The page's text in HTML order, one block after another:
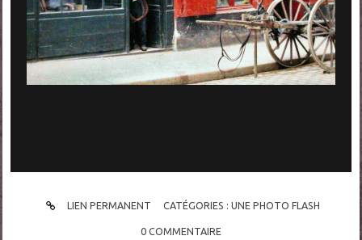
LIEN PERMANENT CATÉGORIES :UNE PHOTO FLASH
0 COMMENTAIRE